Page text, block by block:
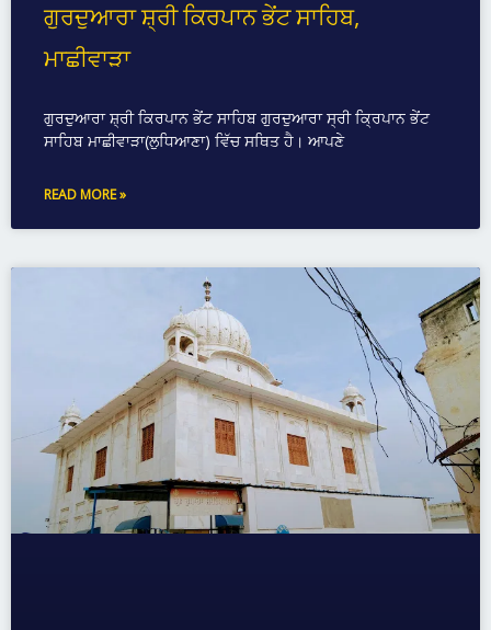
ਗੁਰਦੁਆਰਾ ਸ਼੍ਰੀ ਕਿਰਪਾਨ ਭੇਂਟ ਸਾਹਿਬ,
ਮਾਛੀਵਾੜਾ
ਗੁਰਦੁਆਰਾ ਸ਼੍ਰੀ ਕਿਰਪਾਨ ਭੇਂਟ ਸਾਹਿਬ ਗੁਰਦੁਆਰਾ ਸ੍ਰੀ ਕ੍ਰਿਪਾਨ ਭੇਂਟ
ਸਾਹਿਬ ਮਾਛੀਵਾੜਾ(ਲੁਧਿਆਣਾ) ਵਿੱਚ ਸਥਿਤ ਹੈ। ਆਪਣੇ
READ MORE »